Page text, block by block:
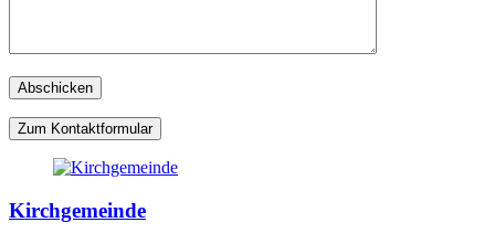
Zum Kontaktformular
Kirchgemeinde